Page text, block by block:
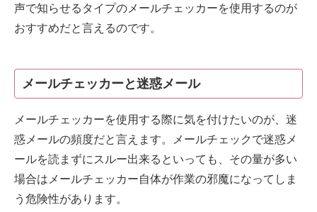
声で知らせるタイプのメールチェッカーを使用するのが
おすすめだと言えるのです。
メールチェッカーと迷惑メール
メールチェッカーを使用する際に気を付けたいのが、迷
惑メールの頻度だと言えます。メールチェックで迷惑メ
ールを読まずにスルー出来るといっても、その量が多い
場合はメールチェッカー自体が作業の邪魔になってしま
う危険性があります。